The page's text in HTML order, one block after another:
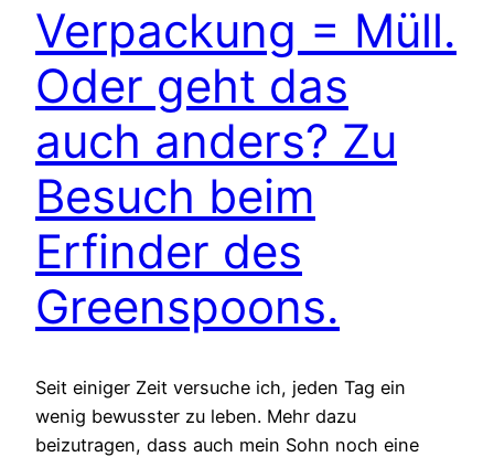
Verpackung = Müll.
Oder geht das
auch anders? Zu
Besuch beim
Erfinder des
Greenspoons.
Seit einiger Zeit versuche ich, jeden Tag ein
wenig bewusster zu leben. Mehr dazu
beizutragen, dass auch mein Sohn noch eine